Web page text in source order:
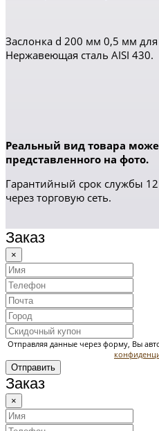
Заслонка d 200 мм 0,5 мм
Нержавеющая сталь AISI 430.
Реальный вид товара
представленного на фото.
Гарантийный срок службы
через торговую сеть.
Заказ
×
Отправляя данные через форму, Вы
Отправить
Заказ
×